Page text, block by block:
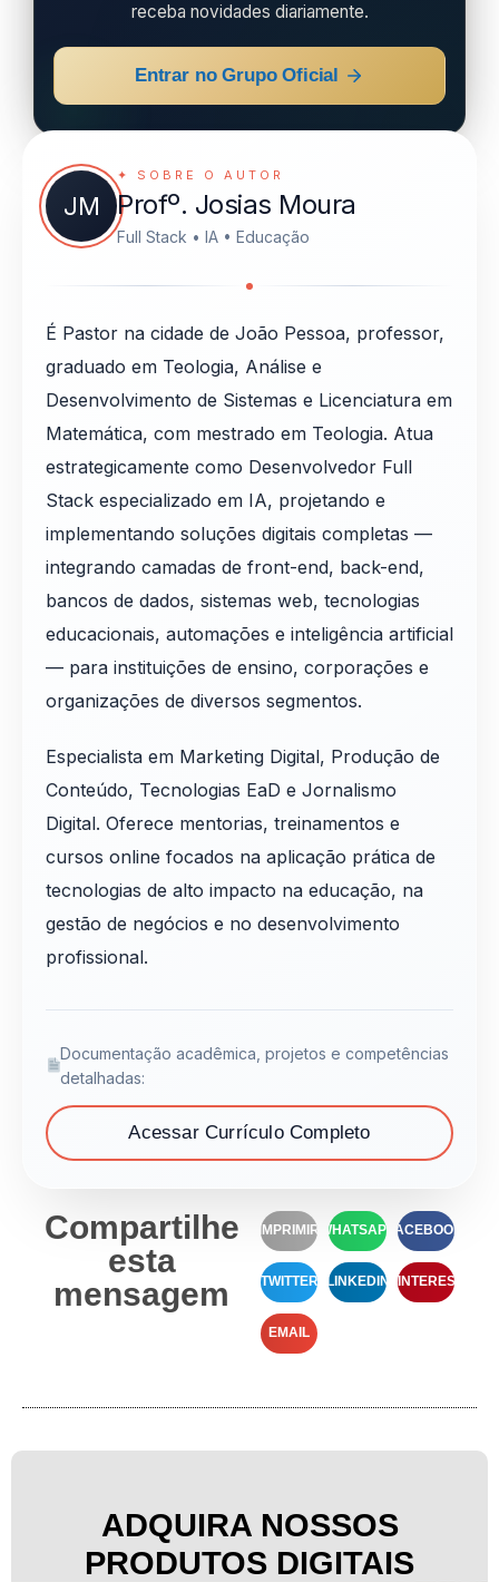
receba novidades diariamente.
Entrar no Grupo Oficial
JM
✦ SOBRE O AUTOR
Profº. Josias Moura
Full Stack • IA • Educação
É Pastor na cidade de João Pessoa, professor,
graduado em Teologia, Análise e
Desenvolvimento de Sistemas e Licenciatura em
Matemática, com mestrado em Teologia. Atua
estrategicamente como Desenvolvedor Full
Stack especializado em IA, projetando e
implementando soluções digitais completas —
integrando camadas de front-end, back-end,
bancos de dados, sistemas web, tecnologias
educacionais, automações e inteligência artificial
— para instituições de ensino, corporações e
organizações de diversos segmentos.
Especialista em Marketing Digital, Produção de
Conteúdo, Tecnologias EaD e Jornalismo
Digital. Oferece mentorias, treinamentos e
cursos online focados na aplicação prática de
tecnologias de alto impacto na educação, na
gestão de negócios e no desenvolvimento
profissional.
Documentação acadêmica, projetos e competências
detalhadas:
Acessar Currículo Completo
Compartilhe
esta
mensagem
IMPRIMIR WHATSAPP FACEBOOK
TWITTER LINKEDIN PINTEREST
EMAIL
ADQUIRA NOSSOS
PRODUTOS DIGITAIS